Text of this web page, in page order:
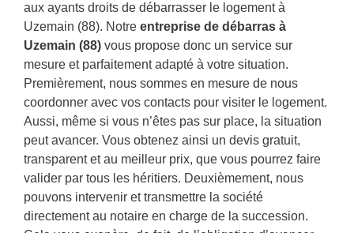
aux ayants droits de débarrasser le logement à
Uzemain (88). Notre entreprise de débarras à
Uzemain (88) vous propose donc un service sur
mesure et parfaitement adapté à votre situation.
Premièrement, nous sommes en mesure de nous
coordonner avec vos contacts pour visiter le logement.
Aussi, même si vous n’êtes pas sur place, la situation
peut avancer. Vous obtenez ainsi un devis gratuit,
transparent et au meilleur prix, que vous pourrez faire
valider par tous les héritiers. Deuxièmement, nous
pouvons intervenir et transmettre la société
directement au notaire en charge de la succession.